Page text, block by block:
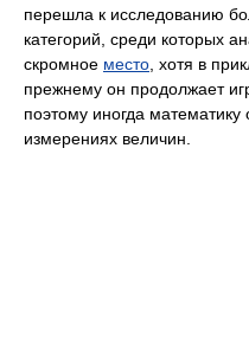
перешла к исследованию
категорий, среди которых
скромное место , хотя в
прежнему он продолжает
поэтому иногда
измерениях величин.